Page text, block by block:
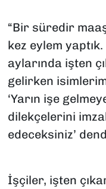
“Bir süredir
kez eylem
aylarında işten
gelirken
‘Yarın işe
dilekçelerini
edeceksiniz’
İşçiler, işten